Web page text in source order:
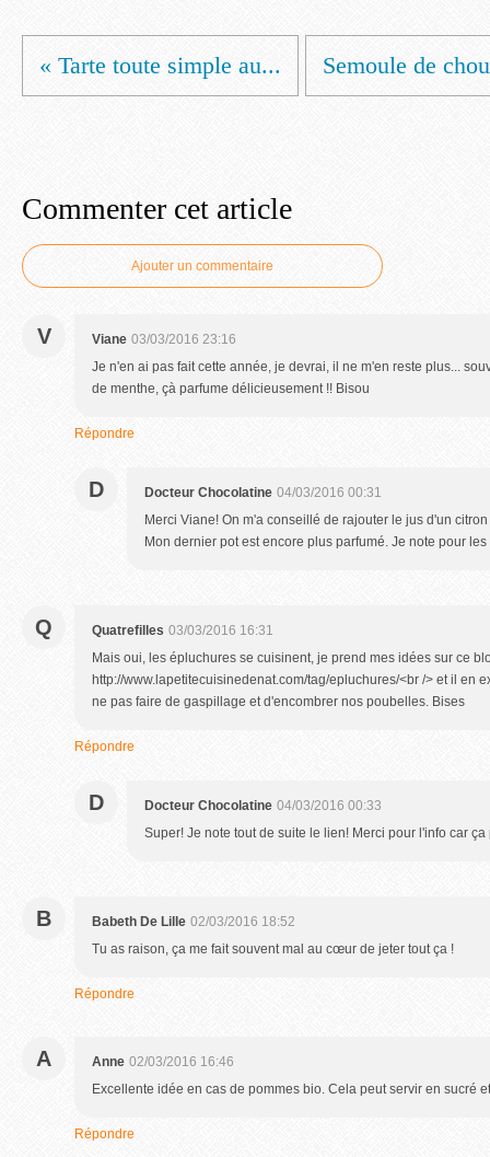
« Tarte toute simple au... Semoule de
Commenter cet article
Ajouter un commentaire
V Viane 03/03/2016 23:16
Je n'en ai pas fait cette année, je devrai, il ne m'en reste plus...
de menthe, çà parfume délicieusement !! Bisou
Répondre
D Docteur Chocolatine 04/03/2016 00:31
Merci Viane! On m'a conseillé de rajouter le jus d'un
Mon dernier pot est encore plus parfumé. Je note pour
Q Quatrefilles 03/03/2016 16:31
Mais oui, les épluchures se cuisinent, je prend mes idées sur ce
http://www.lapetitecuisinedenat.com/tag/epluchures/<br /> et il en
ne pas faire de gaspillage et d'encombrer nos poubelles. Bises
Répondre
D Docteur Chocolatine 04/03/2016 00:33
Super! Je note tout de suite le lien! Merci pour l'info car
B Babeth De Lille 02/03/2016 18:52
Tu as raison, ça me fait souvent mal au cœur de jeter tout ça !
Répondre
A Anne 02/03/2016 16:46
Excellente idée en cas de pommes bio. Cela peut servir en sucré
Répondre